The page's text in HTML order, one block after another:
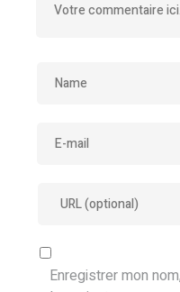
Enregistrer mon